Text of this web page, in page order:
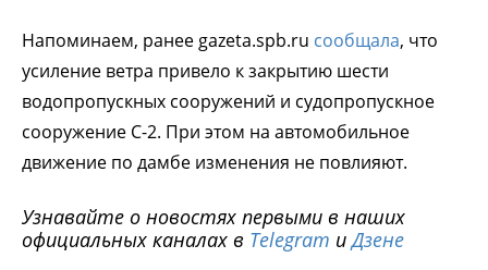
Напоминаем, ранее gazeta.spb.ru cообщала, что
усиление ветра привело к закрытию шести
водопропускных сооружений и судопропускное
сооружение С-2. При этом на автомобильное
движение по дамбе изменения не повлияют.
Узнавайте о новостях первыми в наших
официальных каналах в Telegram иДзене